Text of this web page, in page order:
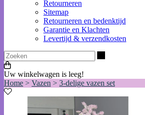
Retourneren
Sitemap
Retourneren en bedenktijd
Garantie en Klachten
Levertijd & verzendkosten
Uw winkelwagen is leeg!
Home > Vazen > 3-delige vazen set